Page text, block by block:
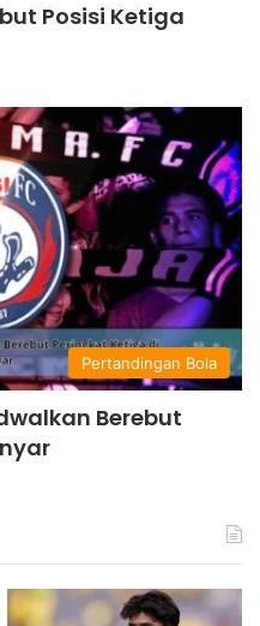
Posisi Ketiga
Pertandingan Bola
Berebut